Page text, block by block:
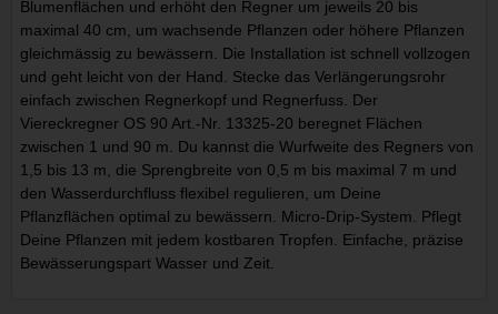
Blumenflächen und erhöht den Regner um jeweils 20 bis
maximal 40 cm, um wachsende Pflanzen oder höhere Pflanzen
gleichmässig zu bewässern. Die Installation ist schnell vollzogen
und geht leicht von der Hand. Stecke das Verlängerungsrohr
einfach zwischen Regnerkopf und Regnerfuss. Der
Viereckregner OS 90 Art.-Nr. 13325-20 beregnet Flächen
zwischen 1 und 90 m. Du kannst die Wurfweite des Regners von
1,5 bis 13 m, die Sprengbreite von 0,5 m bis maximal 7 m und
den Wasserdurchfluss flexibel regulieren, um Deine
Pflanzflächen optimal zu bewässern. Micro-Drip-System. Pflegt
Deine Pflanzen mit jedem kostbaren Tropfen. Einfache, präzise
Bewässerungspart Wasser und Zeit.